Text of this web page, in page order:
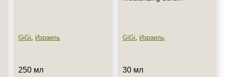
GiGi, Израиль
250 мл
GiGi, Израиль
30 мл